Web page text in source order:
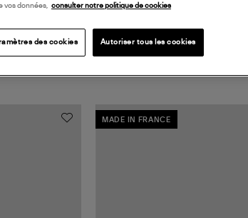
MADE IN FRANCE
vos données,
consulter notre politique de cookies
des cookies Autoriser tous les cookies